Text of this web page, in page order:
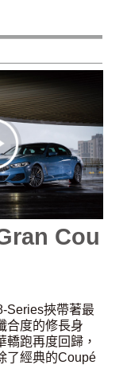
Cou
Series挾帶著最
合度的修長身
轎跑再度回歸，
了經典的Coupé